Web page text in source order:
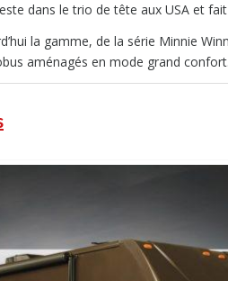
dans le trio de tête aux USA et
la gamme, de la série Minnie
aménagés en mode grand confort.